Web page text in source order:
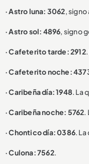
· Astro luna: 3062,
· Astro sol: 4896, signo
· Cafeterito tarde: 2912
· Cafeterito noche:
· Caribeña día: 1948. La
· Caribeña noche: 5762.
· Chontico día: 0386.
· Culona: 7562.